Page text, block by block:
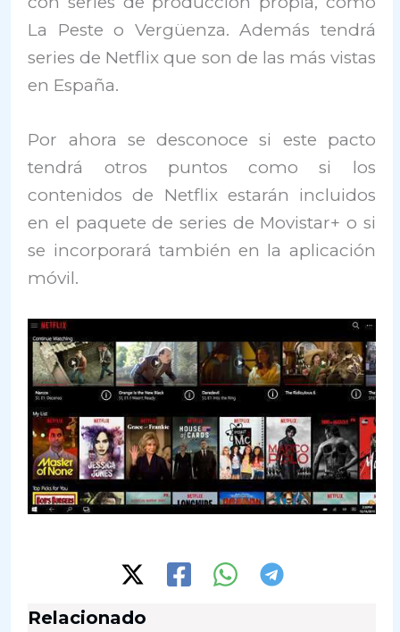
La Peste o Vergüenza. Además tendrá
series de Netflix que son de las más vistas
en España.
Por ahora se desconoce si este pacto
tendrá otros puntos como si los
contenidos de Netflix estarán incluidos
en el paquete de series de Movistar+ o si
se incorporará también en la aplicación
móvil.
Relacionado